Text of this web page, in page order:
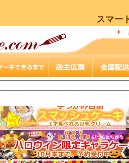
スマー